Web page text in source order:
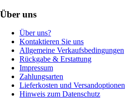
Über uns
Über uns?
Kontaktieren Sie uns
Allgemeine Verkaufsbedingungen
Rückgabe & Erstattung
Impressum
Zahlungsarten
Lieferkosten und Versandoptionen
Hinweis zum Datenschutz